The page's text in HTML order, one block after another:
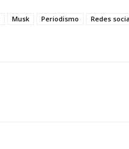
Musk Periodismo Redes